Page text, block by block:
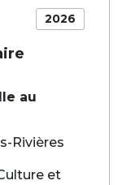
2026
au
Rivières
et